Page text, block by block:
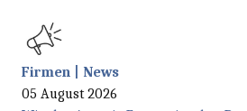
Firmen | News
05 August 2026